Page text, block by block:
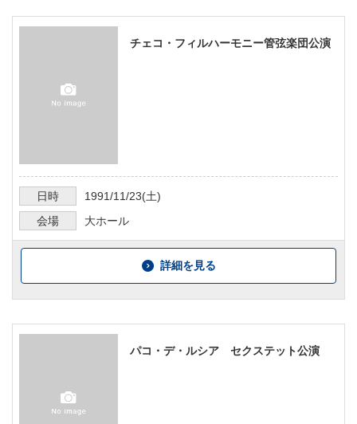
チェコ・フィルハーモニー管弦楽団公演
日時 1991/11/23(土)
会場
大ホール
詳細を見る
パコ・デ・ルシア セクステット公演